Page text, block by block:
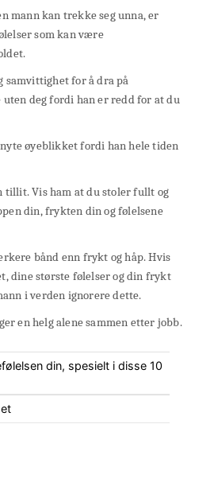
mann kan trekke seg unna, er
som kan være
samvittighet for å dra på
deg fordi han er redd for at du
øyeblikket fordi han hele tiden
tillit. Vis ham at du stoler fullt og
din, frykten din og følelsene
bånd enn frykt og håp. Hvis
dine største følelser og din frykt
i verden ignorere dette.
en helg alene sammen etter jobb.
din, spesielt i disse 10